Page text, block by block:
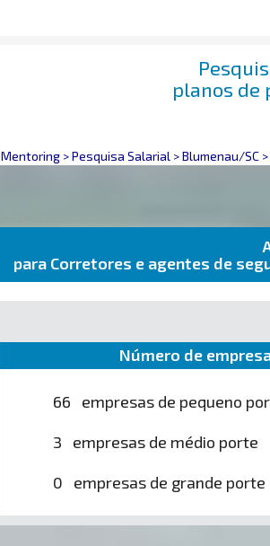
planos de
Mentoring >Pesquisa Salarial >Blumenau/SC >
para Corretores e agentes de
Número de
66 empresas de pequeno
3 empresas de médio porte
0 empresas de grande porte